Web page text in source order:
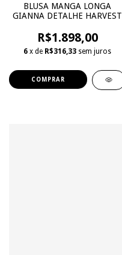
BLUSA MANGA LONGA
GIANNA DETALHE HARVEST
R$1.898,00
6 x de R$316,33 sem juros
COMPRAR